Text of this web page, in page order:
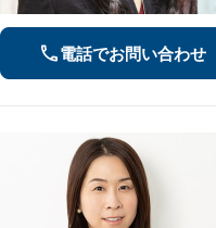
電話でお問い合わせ